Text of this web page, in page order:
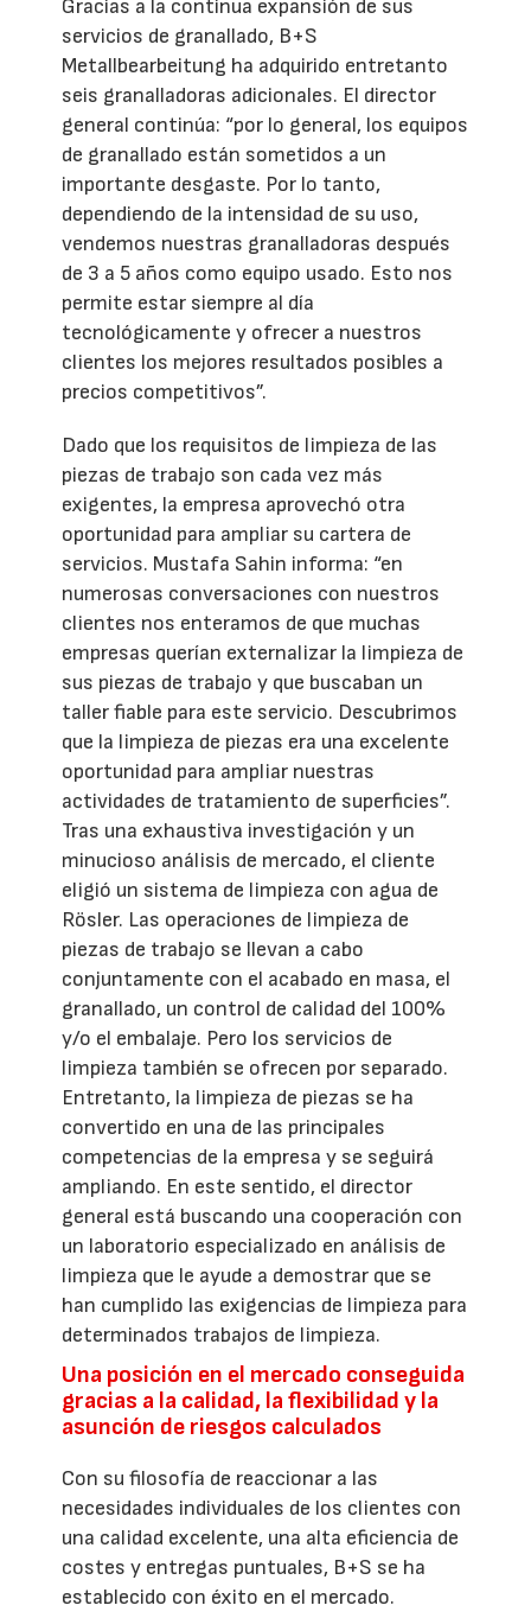
Gracias a la continua expansión de sus
servicios de granallado, B+S
Metallbearbeitung ha adquirido entretanto
seis granalladoras adicionales. El director
general continúa: “por lo general, los equipos
de granallado están sometidos a un
importante desgaste. Por lo tanto,
dependiendo de la intensidad de su uso,
vendemos nuestras granalladoras después
de 3 a 5 años como equipo usado. Esto nos
permite estar siempre al día
tecnológicamente y ofrecer a nuestros
clientes los mejores resultados posibles a
precios competitivos”.
Dado que los requisitos de limpieza de las
piezas de trabajo son cada vez más
exigentes, la empresa aprovechó otra
oportunidad para ampliar su cartera de
servicios. Mustafa Sahin informa: “en
numerosas conversaciones con nuestros
clientes nos enteramos de que muchas
empresas querían externalizar la limpieza de
sus piezas de trabajo y que buscaban un
taller fiable para este servicio. Descubrimos
que la limpieza de piezas era una excelente
oportunidad para ampliar nuestras
actividades de tratamiento de superficies”.
Tras una exhaustiva investigación y un
minucioso análisis de mercado, el cliente
eligió un sistema de limpieza con agua de
Rösler. Las operaciones de limpieza de
piezas de trabajo se llevan a cabo
conjuntamente con el acabado en masa, el
granallado, un control de calidad del 100%
y/o el embalaje. Pero los servicios de
limpieza también se ofrecen por separado.
Entretanto, la limpieza de piezas se ha
convertido en una de las principales
competencias de la empresa y se seguirá
ampliando. En este sentido, el director
general está buscando una cooperación con
un laboratorio especializado en análisis de
limpieza que le ayude a demostrar que se
han cumplido las exigencias de limpieza para
determinados trabajos de limpieza.
Una posición en el mercado conseguida
gracias a la calidad, la flexibilidad y la
asunción de riesgos calculados
Con su filosofía de reaccionar a las
necesidades individuales de los clientes con
una calidad excelente, una alta eficiencia de
costes y entregas puntuales, B+S se ha
establecido con éxito en el mercado.